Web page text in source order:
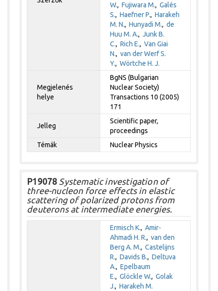
W.,Fujiwara M.,Galés
S.,Haefner P.,Harakeh
M. N.,Hunyadi M.,de
Huu M. A.,Junk B.
C.,Rich E.,Van Giai
N.,van der Werf S.
Y.,Wörtche H. J.
Megjelenés
helye
BgNS (Bulgarian
Nuclear Society)
Transactions 10 (2005)
171
Jelleg
Scientific paper,
proceedings
Témák
Nuclear Physics
P19078 Systematic investigation of
three-nucleon force effects in elastic
scattering of polarized protons from
deuterons at intermediate energies.
Ermisch K.,Amir-
Ahmadi H. R.,van den
Berg A. M.,Castelijns
R.,Davids B.,Deltuva
A.,Epelbaum
E.,Glöckle W.,Golak
J.,Harakeh M.